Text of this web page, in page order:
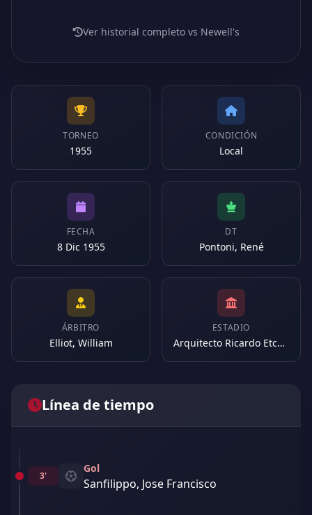
Ver historial completo vs Newell's
TORNEO
1955
CONDICIÓN
Local
FECHA
8 Dic 1955
DT
Pontoni, René
ÁRBITRO
Elliot, William
ESTADIO
Arquitecto Ricardo Etcheverri (Argentina)
Línea de tiempo
3'
Gol
Sanfilippo, Jose Francisco